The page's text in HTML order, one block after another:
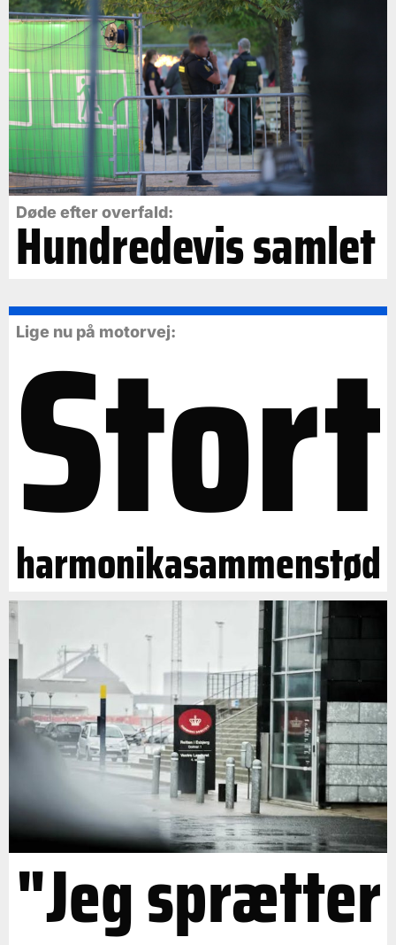
Døde efter overfald:
Hundredevis samlet
Lige nu på motorvej:
Stort
harmonikasammenstød
"Jeg sprætter